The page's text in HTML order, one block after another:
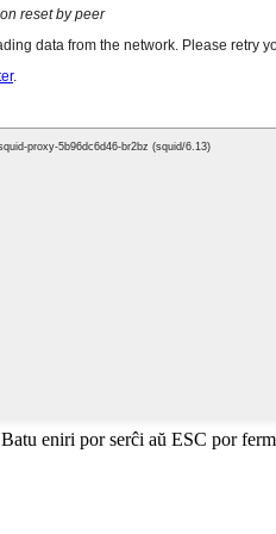
Batu eniri por serĉi aŭ ESC por